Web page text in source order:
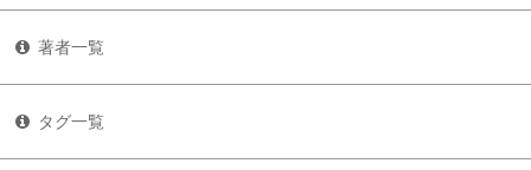
著者一覧
タグ一覧